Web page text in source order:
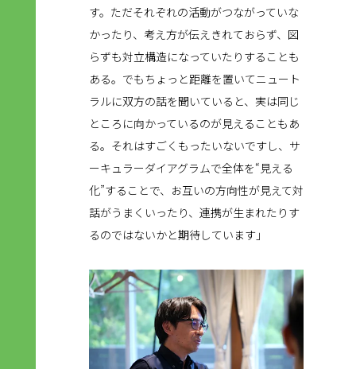
す。ただそれぞれの活動がつながっていな
かったり、考え方が伝えきれておらず、図
らずも対立構造になっていたりすることも
ある。でもちょっと距離を置いてニュート
ラルに双方の話を聞いていると、実は同じ
ところに向かっているのが見えることもあ
る。それはすごくもったいないですし、サ
ーキュラーダイアグラムで全体を“見える
化”することで、お互いの方向性が見えて対
話がうまくいったり、連携が生まれたりす
るのではないかと期待しています」